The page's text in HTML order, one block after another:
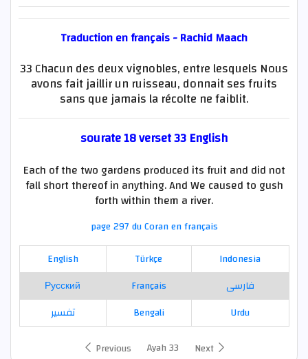
Traduction en français - Rachid Maach
33 Chacun des deux vignobles, entre lesquels Nous
avons fait jaillir un ruisseau, donnait ses fruits
sans que jamais la récolte ne faiblit.
sourate 18 verset 33 English
Each of the two gardens produced its fruit and did not
fall short thereof in anything. And We caused to gush
forth within them a river.
page 297 du Coran en français
English
Türkçe
Indonesia
Русский
Français
فارسی
تفسير
Bengali
Urdu
Previous
Ayah 33 Next